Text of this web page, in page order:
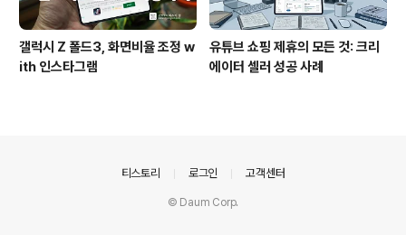
갤럭시 Z 폴드3, 화면비율 조정 w
ith 인스타그램
유튜브 쇼핑 제휴의 모든 것: 크리
에이터 셀러 성공 사례
티스토리 로그인 고객센터
© Daum Corp.